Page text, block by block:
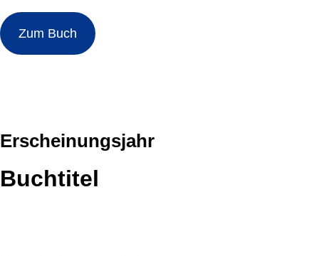
Zum Buch
Erscheinungsjahr
Buchtitel